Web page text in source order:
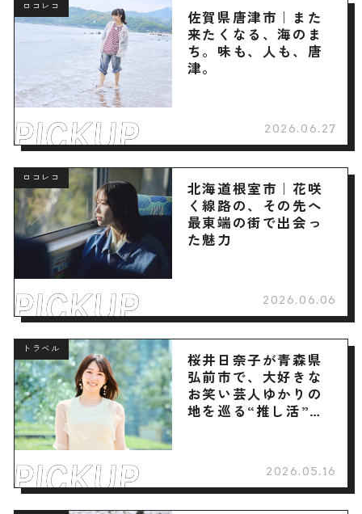
ロコレコ
佐賀県唐津市｜また
来たくなる、海のま
ち。味も、人も、唐
津。
2026.06.27
ロコレコ
北海道根室市｜花咲
く線路の、その先へ
最東端の街で出会っ
た魅力
2026.06.06
トラベル
桜井日奈子が青森県
弘前市で、大好きな
お笑い芸人ゆかりの
地を巡る“推し活”旅
2026.05.16